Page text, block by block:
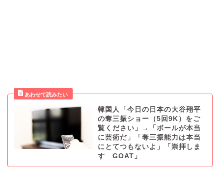
韓国人「今日の日本の大谷翔平
の奪三振ショー（5回9K）をご
覧ください」→「ボールが本当
に芸術だ」「奪三振能力は本当
にとてつもないよ」「崇拝しま
す GOAT」